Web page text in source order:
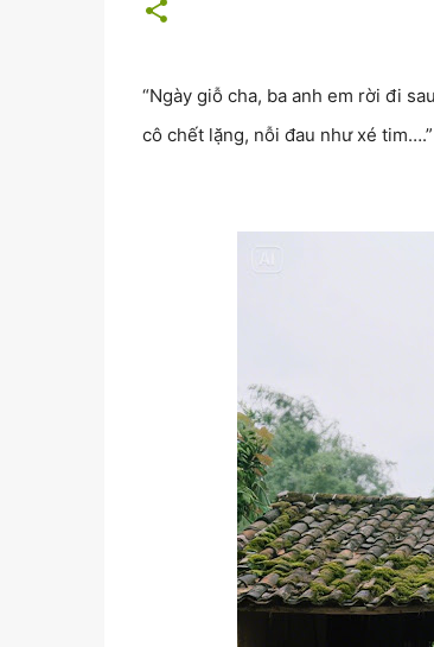
“Ngày giỗ cha, ba anh em rời đi
cô chết lặng, nỗi đau như xé tim….”